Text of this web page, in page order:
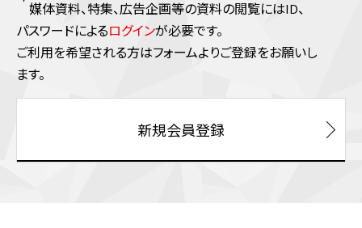
媒体資料、特集、広告企画等の資料の閲覧にはID、
パスワードによるログインが必要です。
ご利⽤を希望される⽅はフォームよりご登録をお願いし
ます。
新規会員登録